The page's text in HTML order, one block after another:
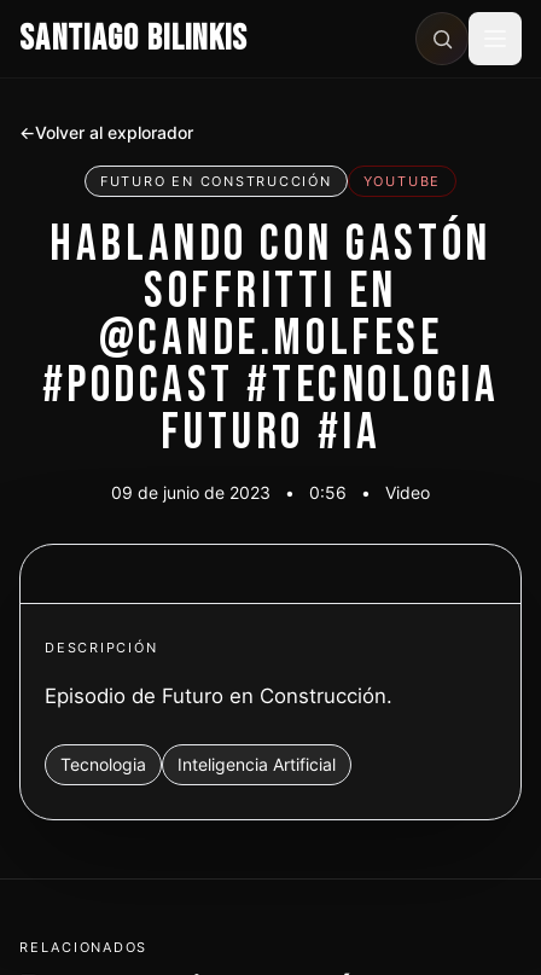
SANTIAGO BILINKIS
←Volver al explorador
FUTURO EN CONSTRUCCIÓN YOUTUBE
HABLANDO CON GASTÓN
SOFFRITTI EN
@CANDE.MOLFESE
#PODCAST #TECNOLOGIA
FUTURO #IA
09 de junio de 2023 • 0:56 • Video
DESCRIPCIÓN
Episodio de Futuro en Construcción.
Tecnologia Inteligencia Artificial
RELACIONADOS